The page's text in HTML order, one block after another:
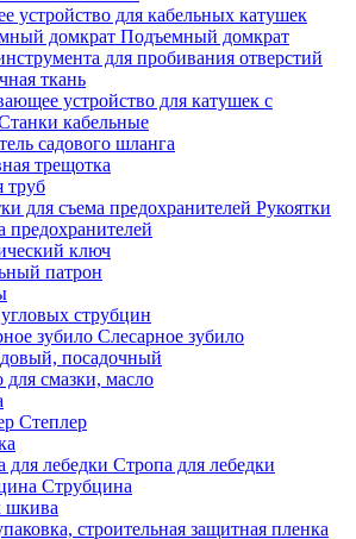
устройство для кабельных катушек
Подъемный домкрат
для пробивания отверстий
ткань
устройство для катушек с
кабельные
садового шланга
трещотка
труб
Рукоятки
предохранителей
ключ
патрон
струбцин
Слесарное зубило
посадочный
для смазки, масло
Степлер
Стропа для лебедки
Струбцина
шкива